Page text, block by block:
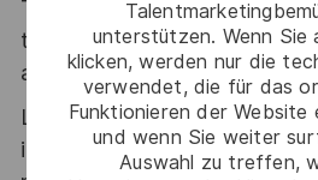
unterstützen. Wenn Sie
klicken, werden nur die
verwendet, die für das
Funktionieren der
und wenn Sie weiter
Auswahl zu treffen,
Thales, entreprise Handi-
tous les talents. La diversité
atout. Postulez et rejoignez
Le poste pouvant nécessiter
informations relevant du